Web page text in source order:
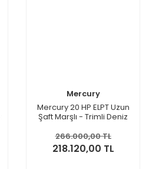
Mercury
Mercury 20 HP ELPT Uzun
Şaft Marşlı - Trimli Deniz
266.000,00 TL
218.120,00 TL